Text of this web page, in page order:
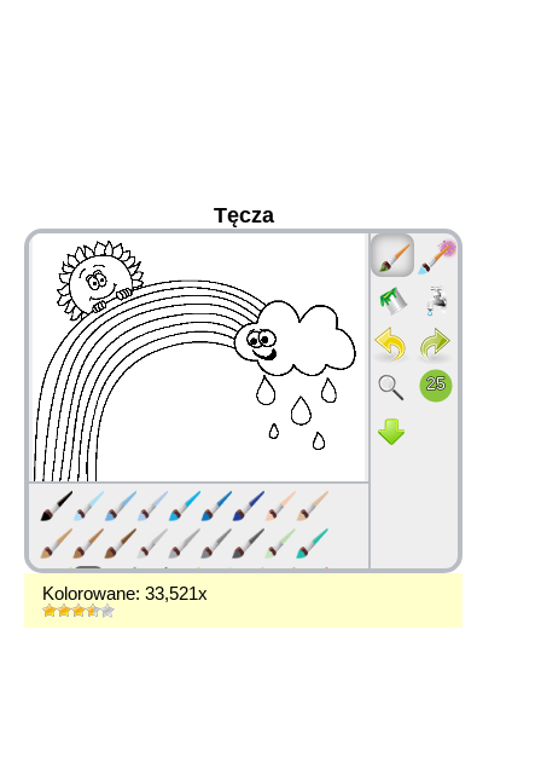
Tęcza
Kolorowane: 33,521x